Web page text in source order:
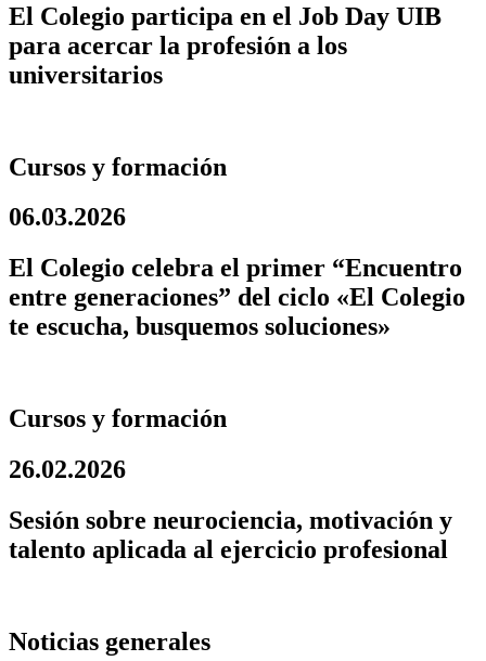
El Colegio participa en el Job Day UIB
para acercar la profesión a los
universitarios
Cursos y formación
06.03.2026
El Colegio celebra el primer “Encuentro
entre generaciones” del ciclo «El Colegio
te escucha, busquemos soluciones»
Cursos y formación
26.02.2026
Sesión sobre neurociencia, motivación y
talento aplicada al ejercicio profesional
Noticias generales